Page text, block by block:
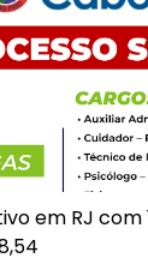
em RJ com